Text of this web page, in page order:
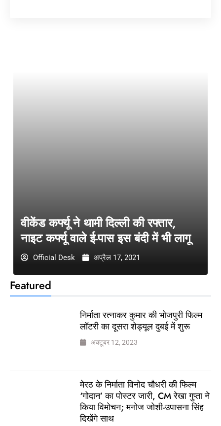
Featured
निर्माता रत्नाकर कुमार की भोजपुरी फिल्म
लॉटरी का दूसरा शेड्यूल दुबई में शुरू
अक्टूबर 12, 2023
मेरठ के निर्माता विनोद चौधरी की फिल्म
‘गोदान’ का पोस्टर जारी, CM रेखा गुप्ता ने
किया विमोचन; मनोज जोशी-उपासना सिंह
दिखेंगे साथ
वीकेंड कर्फ्यू ने थामी दिल्ली की रफ्तार,
नाइट कर्फ्यू वाले ई-पास इस बंदी में भी लागू
Official Desk अप्रैल 17, 2021